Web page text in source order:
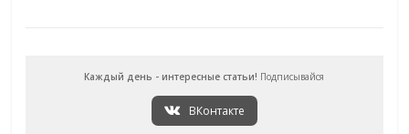
Каждый день - интересные статьи! Подписывайся
ВКонтакте